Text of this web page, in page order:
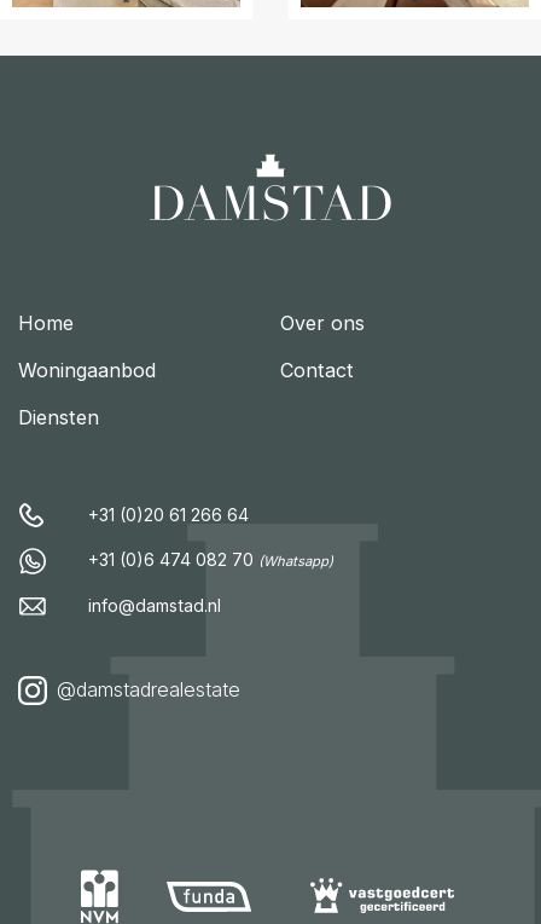
Home
Woningaanbod
Diensten
Over ons
Contact
+31 (0)20 61 266 64
+31 (0)6 474 082 70 (Whatsapp)
info@damstad.nl
@damstadrealestate